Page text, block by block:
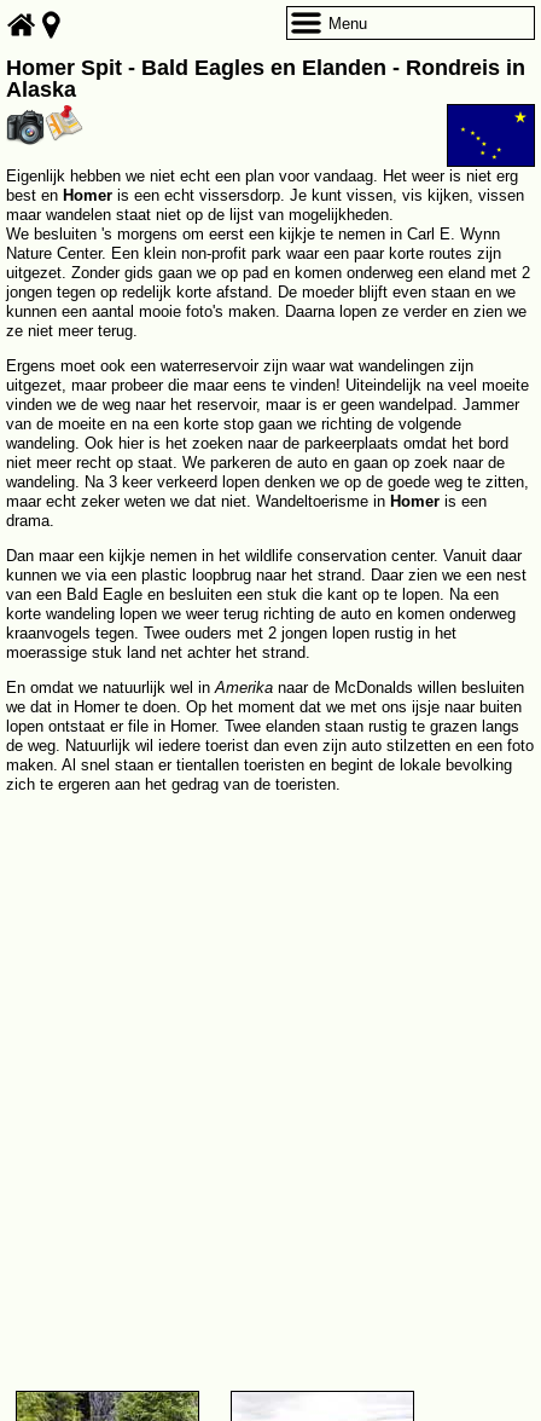
Homer Spit - Bald Eagles en Elanden - Rondreis in
Alaska
Eigenlijk hebben we niet echt een plan voor vandaag. Het weer is niet erg
best en Homer is een echt vissersdorp. Je kunt vissen, vis kijken, vissen
maar wandelen staat niet op de lijst van mogelijkheden.
We besluiten 's morgens om eerst een kijkje te nemen in Carl E. Wynn
Nature Center. Een klein non-profit park waar een paar korte routes zijn
uitgezet. Zonder gids gaan we op pad en komen onderweg een eland met 2
jongen tegen op redelijk korte afstand. De moeder blijft even staan en we
kunnen een aantal mooie foto's maken. Daarna lopen ze verder en zien we
ze niet meer terug.
Ergens moet ook een waterreservoir zijn waar wat wandelingen zijn
uitgezet, maar probeer die maar eens te vinden! Uiteindelijk na veel moeite
vinden we de weg naar het reservoir, maar is er geen wandelpad. Jammer
van de moeite en na een korte stop gaan we richting de volgende
wandeling. Ook hier is het zoeken naar de parkeerplaats omdat het bord
niet meer recht op staat. We parkeren de auto en gaan op zoek naar de
wandeling. Na 3 keer verkeerd lopen denken we op de goede weg te zitten,
maar echt zeker weten we dat niet. Wandeltoerisme in Homer is een
drama.
Dan maar een kijkje nemen in het wildlife conservation center. Vanuit daar
kunnen we via een plastic loopbrug naar het strand. Daar zien we een nest
van een Bald Eagle en besluiten een stuk die kant op te lopen. Na een
korte wandeling lopen we weer terug richting de auto en komen onderweg
kraanvogels tegen. Twee ouders met 2 jongen lopen rustig in het
moerassige stuk land net achter het strand.
En omdat we natuurlijk wel inAmerika naar de McDonalds willen besluiten
we dat in Homer te doen. Op het moment dat we met ons ijsje naar buiten
lopen ontstaat er file in Homer. Twee elanden staan rustig te grazen langs
de weg. Natuurlijk wil iedere toerist dan even zijn auto stilzetten en een foto
maken. Al snel staan er tientallen toeristen en begint de lokale bevolking
zich te ergeren aan het gedrag van de toeristen.
Menu